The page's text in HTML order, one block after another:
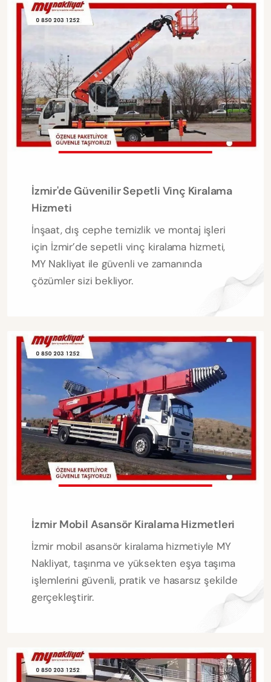
İzmir'de Güvenilir Sepetli Vinç Kiralama
Hizmeti
İnşaat, dış cephe temizlik ve montaj işleri
için İzmir’de sepetli vinç kiralama hizmeti,
MY Nakliyat ile güvenli ve zamanında
çözümler sizi bekliyor.
İzmir Mobil Asansör Kiralama Hizmetleri
İzmir mobil asansör kiralama hizmetiyle MY
Nakliyat, taşınma ve yüksekten eşya taşıma
işlemlerini güvenli, pratik ve hasarsız şekilde
gerçekleştirir.